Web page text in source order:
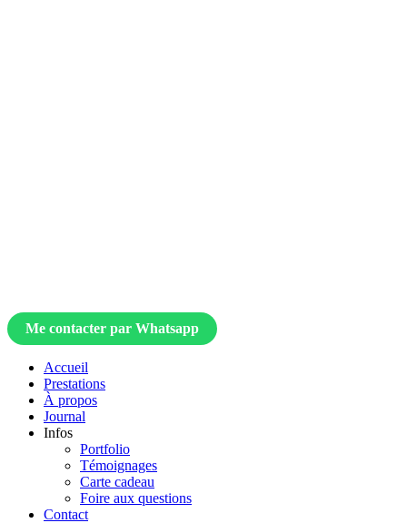
Me contacter par Whatsapp
Accueil
Prestations
À propos
Journal
Infos
Portfolio
Témoignages
Carte cadeau
Foire aux questions
Contact